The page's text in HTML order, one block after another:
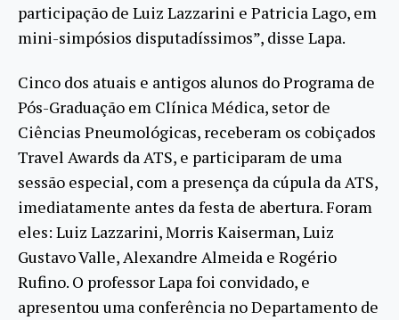
participação de Luiz Lazzarini e Patricia Lago, em
mini-simpósios disputadíssimos”, disse Lapa.
Cinco dos atuais e antigos alunos do Programa de
Pós-Graduação em Clínica Médica, setor de
Ciências Pneumológicas, receberam os cobiçados
Travel Awards da ATS, e participaram de uma
sessão especial, com a presença da cúpula da ATS,
imediatamente antes da festa de abertura. Foram
eles: Luiz Lazzarini, Morris Kaiserman, Luiz
Gustavo Valle, Alexandre Almeida e Rogério
Rufino. O professor Lapa foi convidado, e
apresentou uma conferência no Departamento de